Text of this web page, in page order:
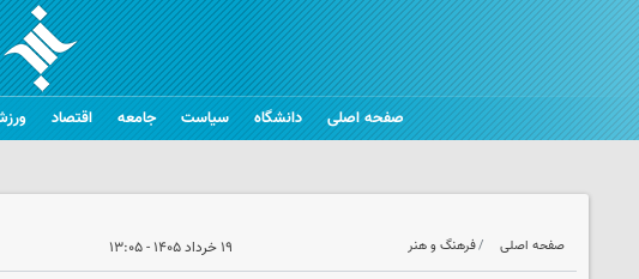
صفحه اصلی دانشگاه سیاست جامعه اقتصاد
صفحه اصلی فرهنگ و هنر ۱۹ خرداد ۱۴۰۵ - ۱۳:۰۵